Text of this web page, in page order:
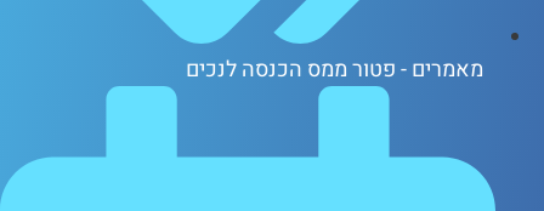
- פטור ממס הכנסה לנכים